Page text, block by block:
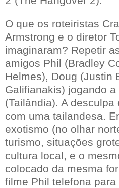
O que os roteiristas
Armstrong e o diretor
imaginaram? Repetir
amigos Phil (Bradley
Helmes), Doug (Justin
Galifianakis) jogando
(Tailândia). A
com uma tailandesa.
exotismo (no olhar
turismo, situações
cultura local, e o
colocado da mesma
filme Phil telefona